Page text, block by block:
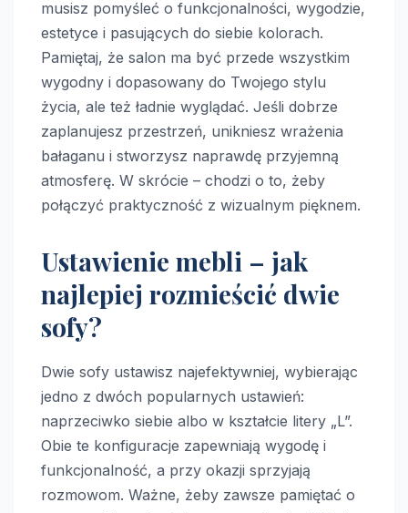
musisz pomyśleć o funkcjonalności, wygodzie,
estetyce i pasujących do siebie kolorach.
Pamiętaj, że salon ma być przede wszystkim
wygodny i dopasowany do Twojego stylu
życia, ale też ładnie wyglądać. Jeśli dobrze
zaplanujesz przestrzeń, unikniesz wrażenia
bałaganu i stworzysz naprawdę przyjemną
atmosferę. W skrócie – chodzi o to, żeby
połączyć praktyczność z wizualnym pięknem.
Ustawienie mebli – jak
najlepiej rozmieścić dwie
sofy?
Dwie sofy ustawisz najefektywniej, wybierając
jedno z dwóch popularnych ustawień:
naprzeciwko siebie albo w kształcie litery „L”.
Obie te konfiguracje zapewniają wygodę i
funkcjonalność, a przy okazji sprzyjają
rozmowom. Ważne, żeby zawsze pamiętać o